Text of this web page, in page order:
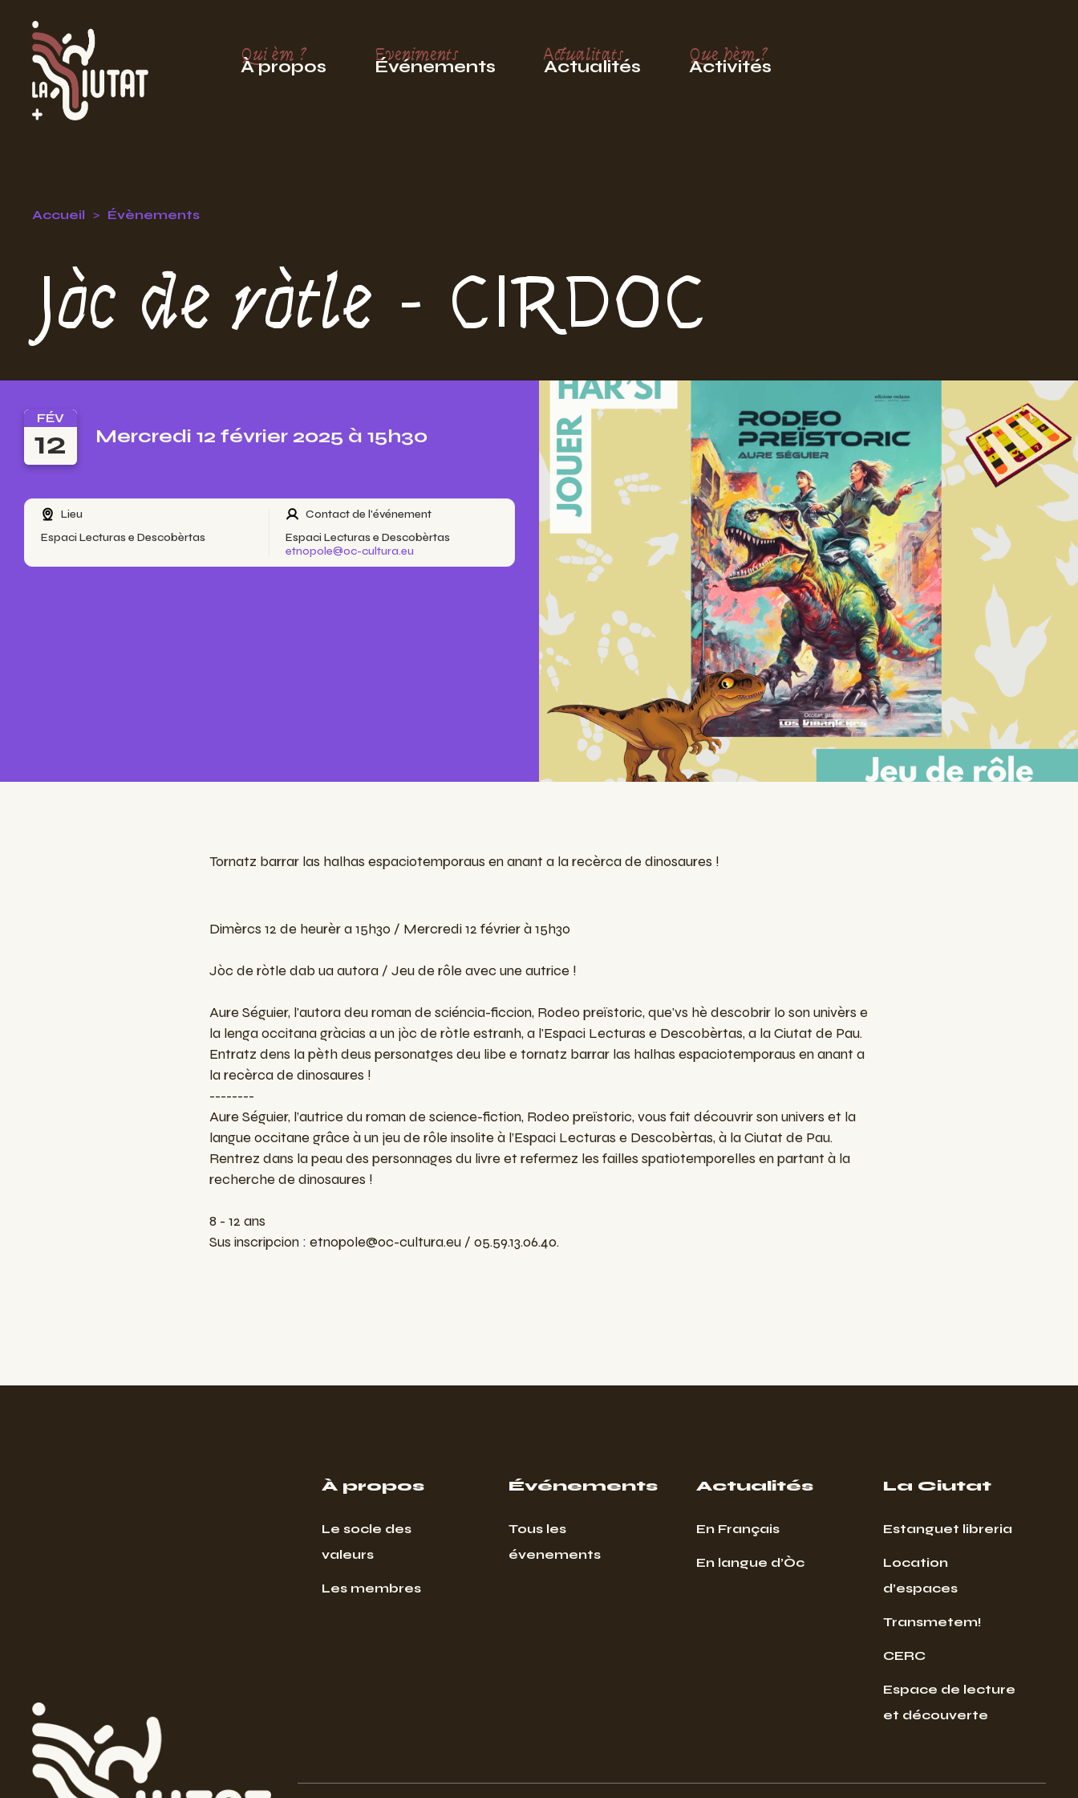
Qui èm ?
À propos
Eveniments
Événements
Actualitats
Actualités
Que hèm ?
Activités
Accueil Évènements
Jòc de ròtle - CIRDOC
FÉV
12 Mercredi 12 février 2025 à 15h30
Lieu
Espaci Lecturas e Descobèrtas
Contact de l'événement
Espaci Lecturas e Descobèrtas
etnopole@oc-cultura.eu
Tornatz barrar las halhas espaciotemporaus en anant a la recèrca de dinosaures !
Dimèrcs 12 de heurèr a 15h30 / Mercredi 12 février à 15h30
Jòc de ròtle dab ua autora / Jeu de rôle avec une autrice !
Aure Séguier, l'autora deu roman de sciéncia-ficcion, Rodeo preïstoric, que'vs hè descobrir lo son univèrs e
la lenga occitana gràcias a un jòc de ròtle estranh, a l'Espaci Lecturas e Descobèrtas, a la Ciutat de Pau.
Entratz dens la pèth deus personatges deu libe e tornatz barrar las halhas espaciotemporaus en anant a
la recèrca de dinosaures !
--------
Aure Séguier, l’autrice du roman de science-fiction, Rodeo preïstoric, vous fait découvrir son univers et la
langue occitane grâce à un jeu de rôle insolite à l’Espaci Lecturas e Descobèrtas, à la Ciutat de Pau.
Rentrez dans la peau des personnages du livre et refermez les failles spatiotemporelles en partant à la
recherche de dinosaures !
8 - 12 ans
Sus inscripcion : etnopole@oc-cultura.eu/ 05.59.13.06.40.
À propos
Le socle des
valeurs
Les membres
Événements
Tous les
évenements
Actualités
En Français
En langue d’Òc
La Ciutat
Estanguet libreria
Location
d’espaces
Transmetem!
CERC
Espace de lecture
et découverte